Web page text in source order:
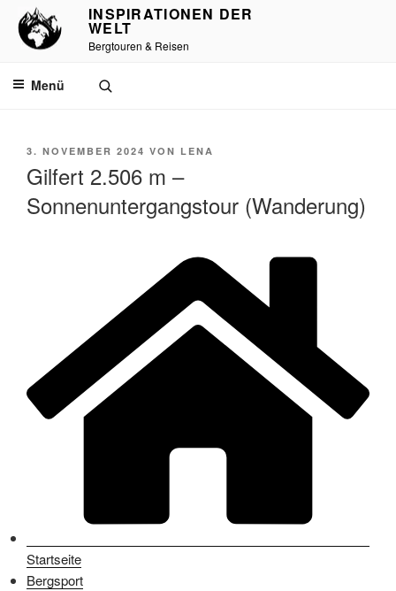
Zum
Inhalt
springen
INSPIRATIONEN DER
WELT
Bergtouren & Reisen
Menü
VERÖFFENTLICHT
AM
3. NOVEMBER 2024 VON LENA
Gilfert 2.506 m –
Sonnenuntergangstour (Wanderung)
Startseite
Bergsport